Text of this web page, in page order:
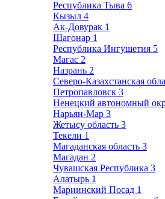
Республика Тыва 6
Кызыл 4
Ак-Довурак 1
Шагонар 1
Республика Ингушетия 5
Магас 2
Назрань 2
Северо-Казахстанская
Петропавловск 3
Ненецкий автономный
Нарьян-Мар 3
Жетысу область 3
Текели 1
Магаданская область 3
Магадан 2
Чувашская Республика 3
Алатырь 1
Мариинский Посад 1